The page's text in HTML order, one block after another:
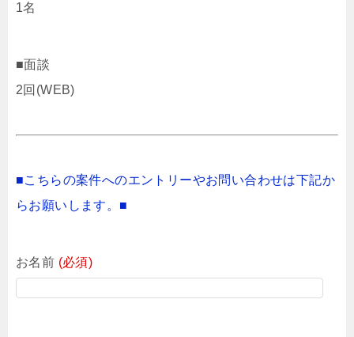
1名
■面談
2回(WEB)
■こちらの案件へのエントリーやお問い合わせは下記か
らお願いします。■
お名前 (必須)